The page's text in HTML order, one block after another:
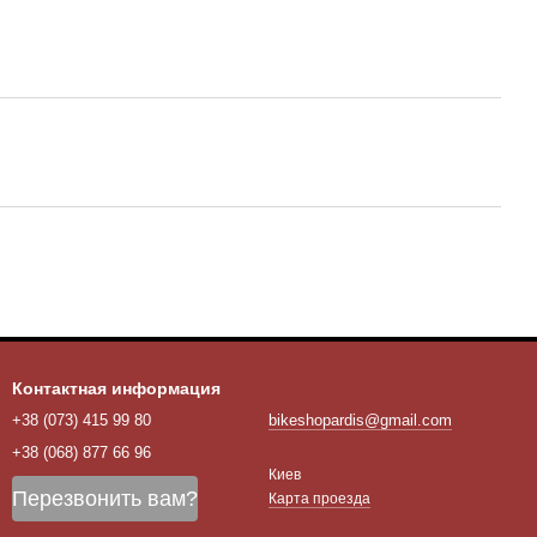
Контактная информация
+38 (073) 415 99 80
+38 (068) 877 66 96
Перезвонить вам?
bikeshopardis@gmail.com
Киев
Карта проезда